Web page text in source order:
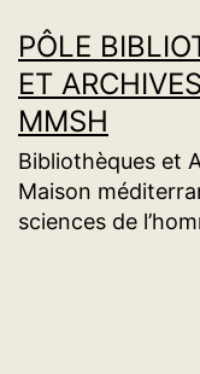
au
contenu
PÔLE
ET
MMSH
Bibliothèques et
Maison
sciences de